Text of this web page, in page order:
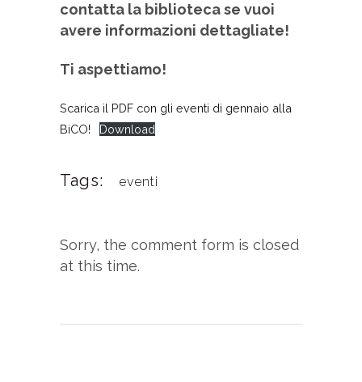
contatta la biblioteca se vuoi
avere informazioni dettagliate!
Ti aspettiamo!
Scarica il PDF con gli eventi di gennaio alla
BiCO!
Download
Tags: eventi
Sorry, the comment form is closed
at this time.